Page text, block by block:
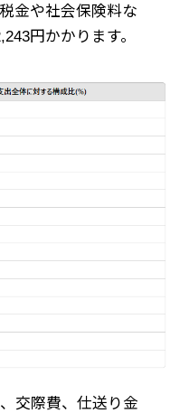
金や社会保険料な
円かかります。
交際費、仕送り金